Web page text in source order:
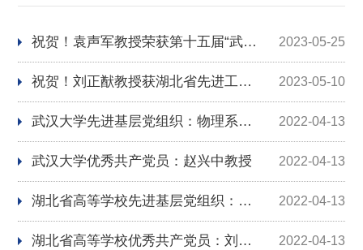
祝贺！袁声军教授荣获第十五届“武汉大学杰出青年（教职工）”荣誉称号 2023-05-25
祝贺！刘正猷教授获湖北省先进工作者荣誉称号 2023-05-10
武汉大学先进基层党组织：物理系教师党支部、研究生物理第二党支部 2022-04-13
武汉大学优秀共产党员：赵兴中教授 2022-04-13
湖北省高等学校先进基层党组织：物理科学与技术学院党委 2022-04-13
湖北省高等学校优秀共产党员：刘正猷教授 2022-04-13